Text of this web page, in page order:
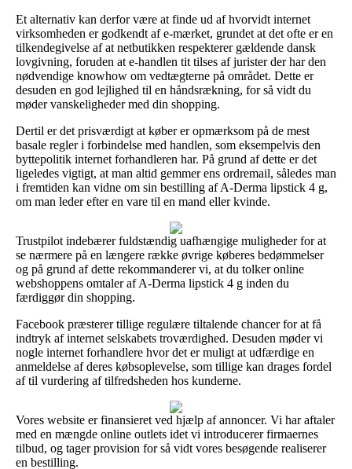
Et alternativ kan derfor være at finde ud af hvorvidt internet
virksomheden er godkendt af e-mærket, grundet at det ofte er en
tilkendegivelse af at netbutikken respekterer gældende dansk
lovgivning, foruden at e-handlen tit tilses af jurister der har den
nødvendige knowhow om vedtægterne på området. Dette er
desuden en god lejlighed til en håndsrækning, for så vidt du
møder vanskeligheder med din shopping.
Dertil er det prisværdigt at køber er opmærksom på de mest
basale regler i forbindelse med handlen, som eksempelvis den
byttepolitik internet forhandleren har. På grund af dette er det
ligeledes vigtigt, at man altid gemmer ens ordremail, således man
i fremtiden kan vidne om sin bestilling af A-Derma lipstick 4 g,
om man leder efter en vare til en mand eller kvinde.
Trustpilot indebærer fuldstændig uafhængige muligheder for at
se nærmere på en længere række øvrige køberes bedømmelser
og på grund af dette rekommanderer vi, at du tolker online
webshoppens omtaler af A-Derma lipstick 4 g inden du
færdiggør din shopping.
Facebook præsterer tillige regulære tiltalende chancer for at få
indtryk af internet selskabets troværdighed. Desuden møder vi
nogle internet forhandlere hvor det er muligt at udfærdige en
anmeldelse af deres købsoplevelse, som tillige kan drages fordel
af til vurdering af tilfredsheden hos kunderne.
Vores website er finansieret ved hjælp af annoncer. Vi har aftaler
med en mængde online outlets idet vi introducerer firmaernes
tilbud, og tager provision for så vidt vores besøgende realiserer
en bestilling.